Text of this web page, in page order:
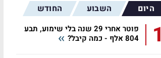
היום השבוע החודש
1
פוטר אחרי 29 שנה בלי שימוע, תבע
804 אלף - כמה קיבל?